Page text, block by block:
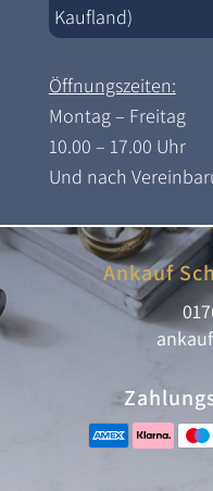
Kaufland)
Öffnungszeiten:
Montag – Freitag
10.00 – 17.00 Uhr
Und nach
Ankauf